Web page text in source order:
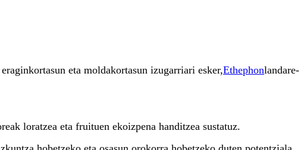
eta moldakortasun izugarriari esker,Ethephonlandare-
loratzea eta fruituen ekoizpena handitzea sustatuz.